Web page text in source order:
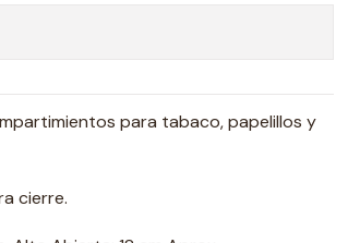
para tabaco, papelillos y
cierre.